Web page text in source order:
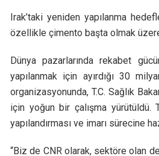
Irak’taki yeniden yapılanma
özellikle çimento başta olmak
Dünya pazarlarında rekabet
yapılanmak için ayırdığı 30
organizasyonunda, T.C. Sağlık
için yoğun bir çalışma yürütüldü.
yapılandırması ve imarı sürecine
“Biz de CNR olarak, sektöre olan